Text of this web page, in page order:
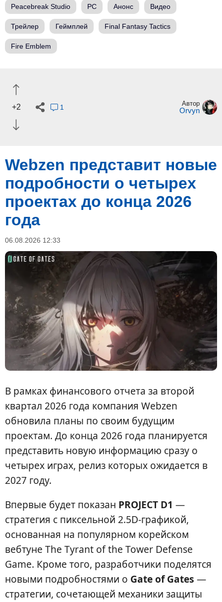
Peacebreak Studio PC Анонс Видео
Трейлер Геймплей Final Fantasy Tactics
Fire Emblem
+2 1 Автор
Orvyn
Webzen представит новые
подробности о четырех
проектах до конца 2026
года
06.08.2026 12:33
В рамках финансового отчета за второй
квартал 2026 года компания Webzen
обновила планы по своим будущим
проектам. До конца 2026 года планируется
представить новую информацию сразу о
четырех играх, релиз которых ожидается в
2027 году.
Впервые будет показан PROJECT D1 —
стратегия с пиксельной 2.5D-графикой,
основанная на популярном корейском
вебтуне The Tyrant of the Tower Defense
Game. Кроме того, разработчики поделятся
новыми подробностями о Gate of Gates —
стратегии, сочетающей механики защиты